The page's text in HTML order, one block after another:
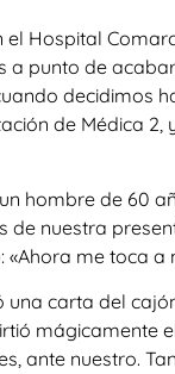
el Hospital
a punto de
decidimos
de Médica 2,
hombre de 60
de nuestra
«Ahora me toca a
una carta del
mágicamente
ante nuestro.